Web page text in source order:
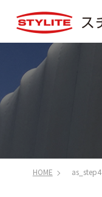
HOME as_step4